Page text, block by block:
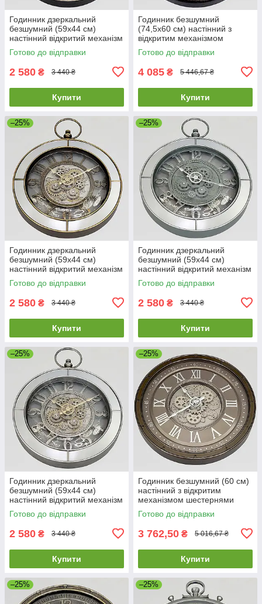
Годинник дзеркальний
безшумний (59х44 см)
настінний відкритий механізм
шестерні колещатками
скелетон ретро вінтаж під
Готово до відправки
2 580 ₴ 3 440 ₴
Купити
Годинник безшумний
(74,5х60 см) настінний з
відкритим механізмом
шестернями колещатками
скелетон ретро вінтаж під
Готово до відправки
4 085 ₴ 5 446,67 ₴
Купити
–25%
Годинник дзеркальний
безшумний (59х44 см)
настінний відкритий механізм
шестернями колещатками
скелетон ретро вінтаж під
Готово до відправки
2 580 ₴ 3 440 ₴
Купити
–25%
Годинник дзеркальний
безшумний (59х44 см)
настінний відкритий механізм
шестерні колещатками
скелетон ретро вінтаж під
Готово до відправки
2 580 ₴ 3 440 ₴
Купити
–25%
Годинник дзеркальний
безшумний (59х44 см)
настінний відкритий механізм
шестернями колещатками
скелетон ретро вінтаж під
Готово до відправки
2 580 ₴ 3 440 ₴
Купити
–25%
Годинник безшумний (60 см)
настінний з відкритим
механізмом шестернями
колещатками скелетон ретро
вінтаж під старину OV-0129
Готово до відправки
3 762,50 ₴ 5 016,67 ₴
Купити
–25% –25%